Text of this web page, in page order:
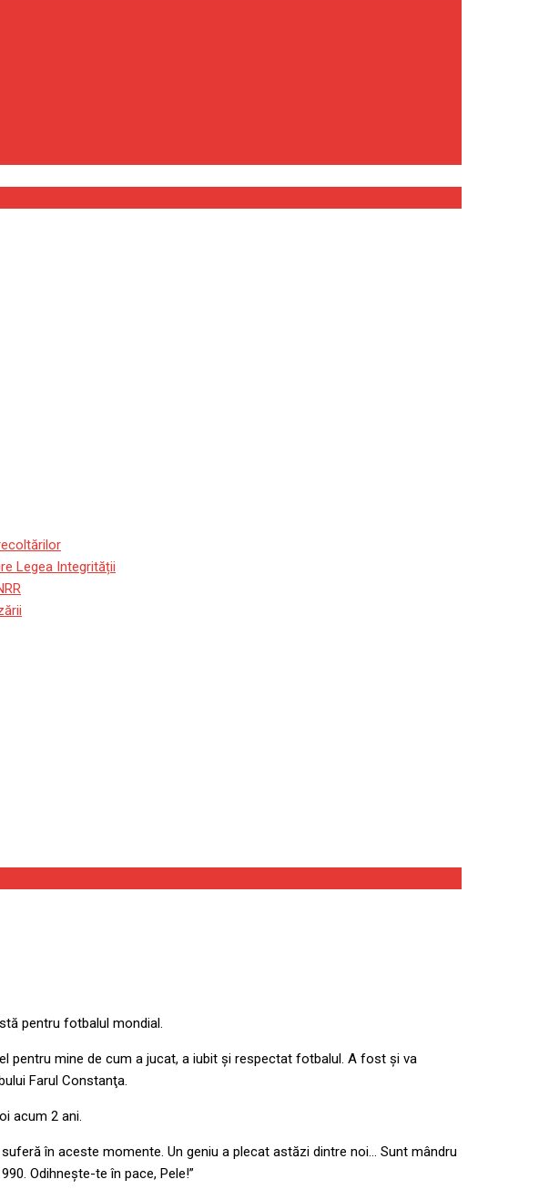
Legea Integrității
pentru fotbalul mondial.
pentru mine de cum a jucat, a iubit şi respectat fotbalul. A fost şi va
Farul Constanţa.
acum 2 ani.
în aceste momente. Un geniu a plecat astăzi dintre noi… Sunt mândru
Odihneşte-te în pace, Pele!”